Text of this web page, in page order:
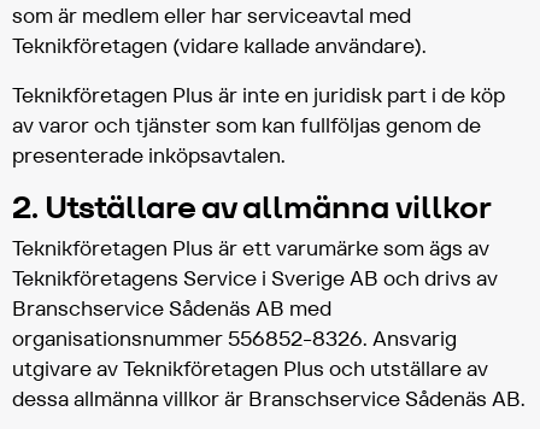
som är medlem eller har serviceavtal med
Teknikföretagen (vidare kallade användare).
Teknikföretagen Plus är inte en juridisk part i de köp
av varor och tjänster som kan fullföljas genom de
presenterade inköpsavtalen.
2. Utställare av allmänna villkor
Teknikföretagen Plus är ett varumärke som ägs av
Teknikföretagens Service i Sverige AB och drivs av
Branschservice Sådenäs AB med
organisationsnummer 556852-8326. Ansvarig
utgivare av Teknikföretagen Plus och utställare av
dessa allmänna villkor är Branschservice Sådenäs AB.